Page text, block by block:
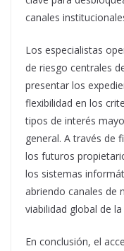
canales
Los especialistas
de riesgo centrales
presentar los
flexibilidad en los
tipos de interés
general. A través de
los futuros
los sistemas
abriendo canales de
viabilidad global de
En conclusión, el